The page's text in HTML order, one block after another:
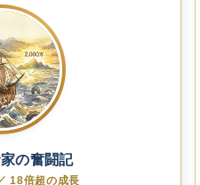
の奮闘記
18倍超の成長